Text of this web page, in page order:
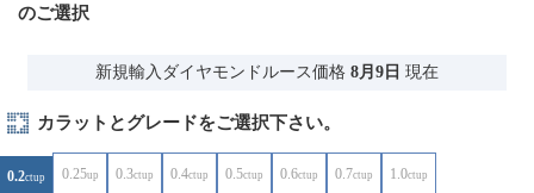
のご選択
新規輸入ダイヤモンドルース価格 8月9日 現在
カラットとグレードをご選択下さい。
0.2ctup 0.25up 0.3ctup 0.4ctup 0.5ctup 0.6ctup 0.7ctup 1.0ctup